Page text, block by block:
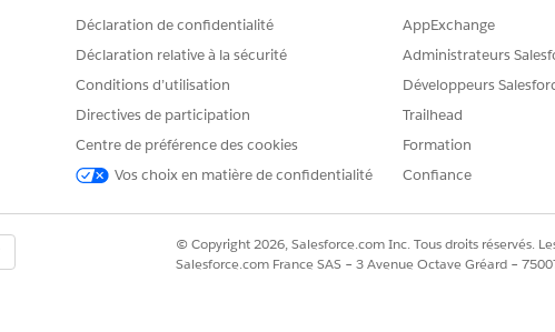
et avancé, Apple
Bring Your Own
:
: Flux WhatsApp statiques
: Comparaison des flux WhatsApp statiques et dynamiques
T-IL RÉSOLU VOTRE PROBLÈME ?
Déclaration de confidentialité
Déclaration relative à la sécurité
Conditions d’utilisation
Directives de participation
Centre de préférence des cookies
Vos choix en matière de confidentialité
AppExchange
Administrateurs
Développeurs
Trailhead
Formation
Confiance
© Copyright 2026, Salesforce.com Inc. Tous droits réservés.
Salesforce.com France SAS – 3 Avenue Octave Gréard –